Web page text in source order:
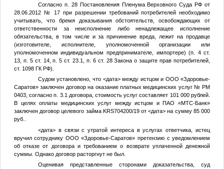
Согласно п. 28 Постановления Пленума Верховного Суда РФ от
28.06.2012 № 17 при разрешении требований потребителей необходимо
учитывать, что бремя доказывания обстоятельств, освобождающих от
ответственности за неисполнение либо ненадлежащее исполнение
обязательства, в том числе и за причинение вреда, лежит на продавце
(изготовителе, исполнителе, уполномоченной организации или
уполномоченном индивидуальном предпринимателе, импортере) (п. 4 ст.
13, п. 5 ст. 14, п. 5 ст. 23.1, п. 6 ст. 28 Закона о защите прав потребителей,
ст. 1098 ГК РФ).
Судом установлено, что <дата>между истцом и ООО «Здоровье-
Саратов» заключен договор на оказание платных медицинских услуг № РМ
0403, согласно п. 3.1 договора, стоимость услуг составляет 101 000 рублей.
В целях оплаты медицинских услуг между истцом и ПАО «МТС-Банк»
заключен договор целевого займа KRS704200/19 от<дата> на сумму 85 000
руб..
<дата>в связи с утратой интереса в услугах ответчика, истец
вручил сотруднику ООО «Здоровье-Саратов» претензию с уведомлением
об отказе от договора и требованием о возврате уплаченной денежной
суммы. Однако договор расторгнут не был.
Оценивая представленные сторонами доказательства, суд